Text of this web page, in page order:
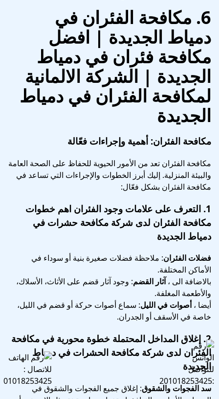
6. مكافحة الفئران في
دمياط الجديدة | افضل
مكافحة فئران في دمياط
الجديدة | الشركة الالمانية
لمكافحة الفئران في دمياط
الجديدة
مكافحة الفئران: أهمية وإجراءات فعّالة
مكافحة الفئران تعد من الأمور الحيوية للحفاظ على الصحة العامة
والبيئة المنزلية. إليك أبرز الخطوات والإجراءات التي تساعد في
مكافحة الفئران بشكل فعّال:
1. التعرف على علامات وجود الفئران اهم خطوات
مكافحة الفئران لدى شركة مكافحة حشرات في
دمياط الجديدة
فضلات الفئران: ملاحظة فضلات صغيرة بنية أو سوداء في
الأماكن المختلفة.
بالاضافة الى ، آثار القضم: وجود آثار قضم على الأثاث، الأسلاك،
والأطعمة المغلفة.
أيضا ،أصوات في الليل: سماع أصوات حركة أو قضم في الليل،
خاصة في الأسقف أو الجدران.
2. إغلاق المداخل المحتملة خطوة محورية في مكافحة
الفئران لدى شركة مكافحة الحشرات في دمياط
الجديدة
سد الفجوات والشقوق: إغلاق جميع الفجوات والشقوق في